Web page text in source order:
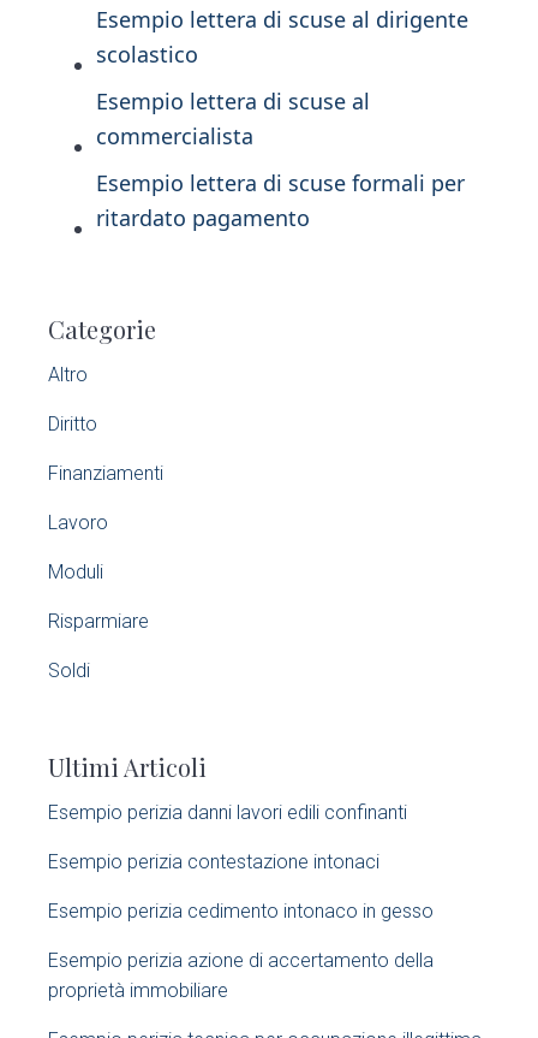
Esempio lettera di scuse al dirigente
scolastico
Esempio lettera di scuse al
commercialista
Esempio lettera di scuse formali per
ritardato pagamento
m
a
S
d
e
a
Categorie
Altro
Diritto
Finanziamenti
Lavoro
Moduli
Risparmiare
Soldi
Ultimi Articoli
Esempio perizia danni lavori edili confinanti​
Esempio perizia contestazione intonaci​
Esempio perizia cedimento intonaco in gesso
Esempio perizia azione di accertamento della
proprietà immobiliare​